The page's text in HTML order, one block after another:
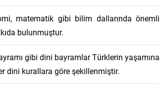
matematik gibi bilim dallarında önemli
bulunmuştur.
gibi dini bayramlar Türklerin yaşamına
dini kurallara göre şekillenmiştir.